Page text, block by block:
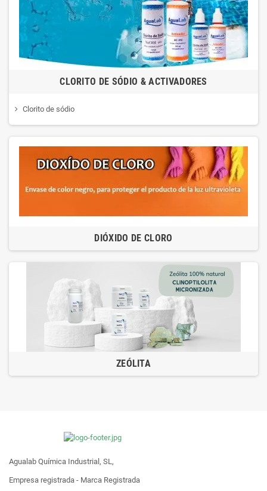
CLORITO DE SÓDIO & ACTIVADORES
Clorito de sódio
DIÓXIDO DE CLORO
ZEÓLITA
Agualab Química Industrial, SL,
Empresa registrada - Marca Registrada